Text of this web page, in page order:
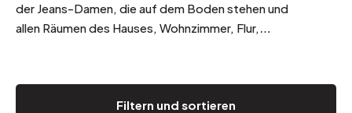
der Jeans-Damen, die auf dem Boden stehen und
allen Räumen des Hauses, Wohnzimmer, Flur,
Filtern und sortieren